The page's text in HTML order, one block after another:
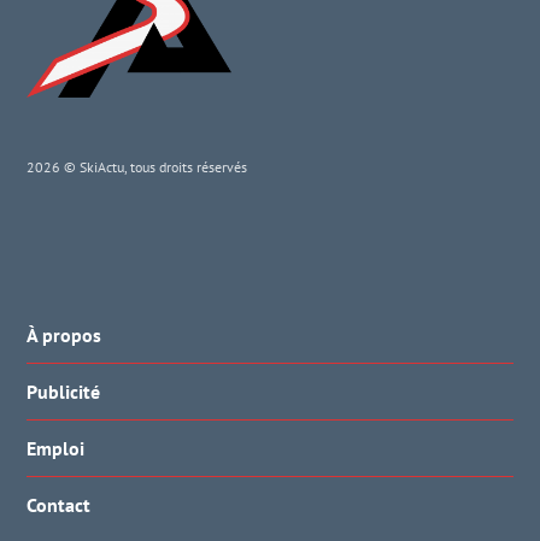
2026 © SkiActu, tous droits réservés
À propos
Publicité
Emploi
Contact